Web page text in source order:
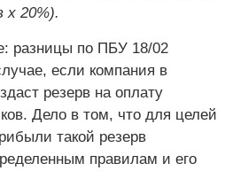
х 20%).
разницы по ПБУ 18/02
если компания в
резерв на оплату
Дело в том, что для целей
такой резерв
правилам и его